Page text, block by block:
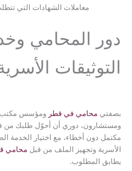
معاملات الشهادات التي
دور المحامي
التوثيقات
بصفتي محامي في قطر ومؤسس مكتب
ومستشارون، دوري أن أحوّل طلبك من
مكتمل دون أخطاء، مع اختيار الخدمة
الأسرية وتجهيز الملف من قبل محامي
يطابق المطلوب.